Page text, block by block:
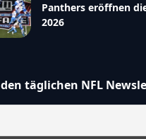
Panthers eröffnen
2026
täglichen NFL